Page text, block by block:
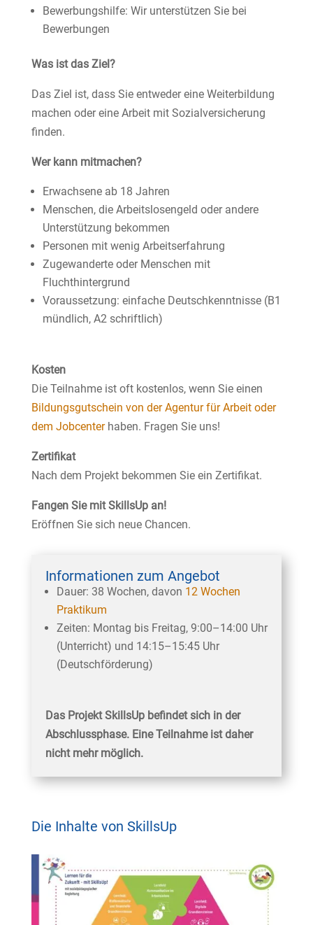
Bewerbungshilfe: Wir unterstützen Sie bei
Bewerbungen
Was ist das Ziel?
Das Ziel ist, dass Sie entweder eine Weiterbildung
machen oder eine Arbeit mit Sozialversicherung
finden.
Wer kann mitmachen?
Erwachsene ab 18 Jahren
Menschen, die Arbeitslosengeld oder andere
Unterstützung bekommen
Personen mit wenig Arbeitserfahrung
Zugewanderte oder Menschen mit
Fluchthintergrund
Voraussetzung: einfache Deutschkenntnisse (B1
mündlich, A2 schriftlich)
Kosten
Die Teilnahme ist oft kostenlos, wenn Sie einen
Bildungsgutschein von der Agentur für Arbeit oder
dem Jobcenterhaben. Fragen Sie uns!
Zertifikat
Nach dem Projekt bekommen Sie ein Zertifikat.
Fangen Sie mit SkillsUp an!
Eröffnen Sie sich neue Chancen.
Informationen zum Angebot
Dauer: 38 Wochen, davon 12 Wochen
Praktikum
Zeiten: Montag bis Freitag, 9:00–14:00 Uhr
(Unterricht) und 14:15–15:45 Uhr
(Deutschförderung)
Das Projekt SkillsUp befindet sich in der
Abschlussphase. Eine Teilnahme ist daher
nicht mehr möglich.
Die Inhalte von SkillsUp